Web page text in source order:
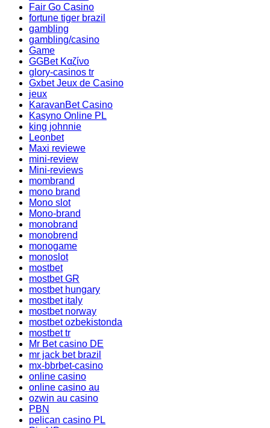
Fair Go Casino
fortune tiger brazil
gambling
gambling/casino
Game
GGBet Καζίνο
glory-casinos tr
Gxbet Jeux de Casino
jeux
KaravanBet Casino
Kasyno Online PL
king johnnie
Leonbet
Maxi reviewe
mini-review
Mini-reviews
mombrand
mono brand
Mono slot
Mono-brand
monobrand
monobrend
monogame
monoslot
mostbet
mostbet GR
mostbet hungary
mostbet italy
mostbet norway
mostbet ozbekistonda
mostbet tr
Mr Bet casino DE
mr jack bet brazil
mx-bbrbet-casino
online casino
online casino au
ozwin au casino
PBN
pelican casino PL